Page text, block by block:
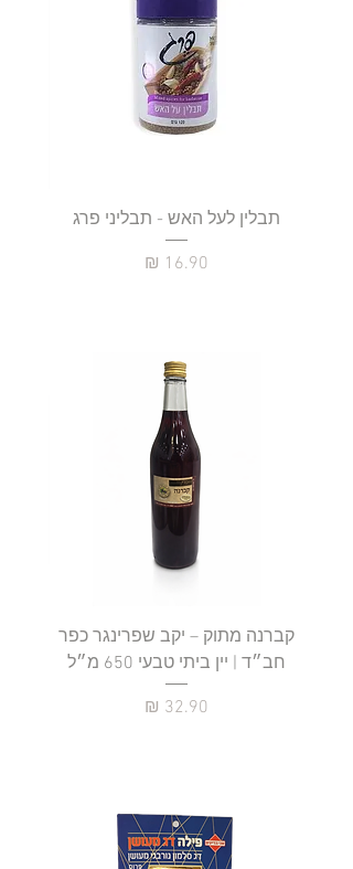
תבלין לעל האש - תבליני פרג
מחיר
קברנה מתוק – יקב שפרינגר כפר
חב״ד | יין ביתי טבעי 650 מ״ל
מחיר